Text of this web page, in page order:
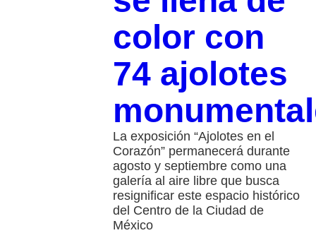
color con
74 ajolotes
La exposición “Ajolotes en el
Corazón” permanecerá durante
agosto y septiembre como una
galería al aire libre que busca
resignificar este espacio histórico
del Centro de la Ciudad de
México